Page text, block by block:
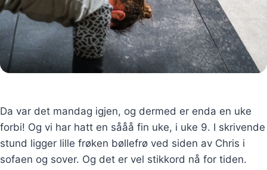
Da var det mandag igjen, og dermed er enda en uke
forbi! Og vi har hatt en sååå fin uke, i uke 9. I skrivende
stund ligger lille frøken bøllefrø ved siden av Chris i
sofaen og sover. Og det er vel stikkord nå for tiden.